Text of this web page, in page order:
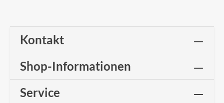
Kontakt
Shop-Informationen
Service